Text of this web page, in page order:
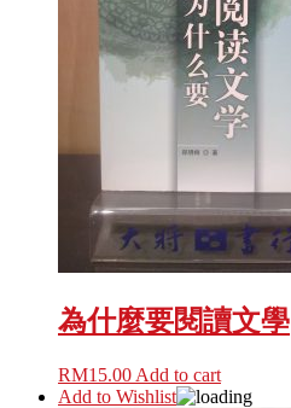
為什麼要閱讀文學
RM15.00 Add to cart
Add to Wishlist